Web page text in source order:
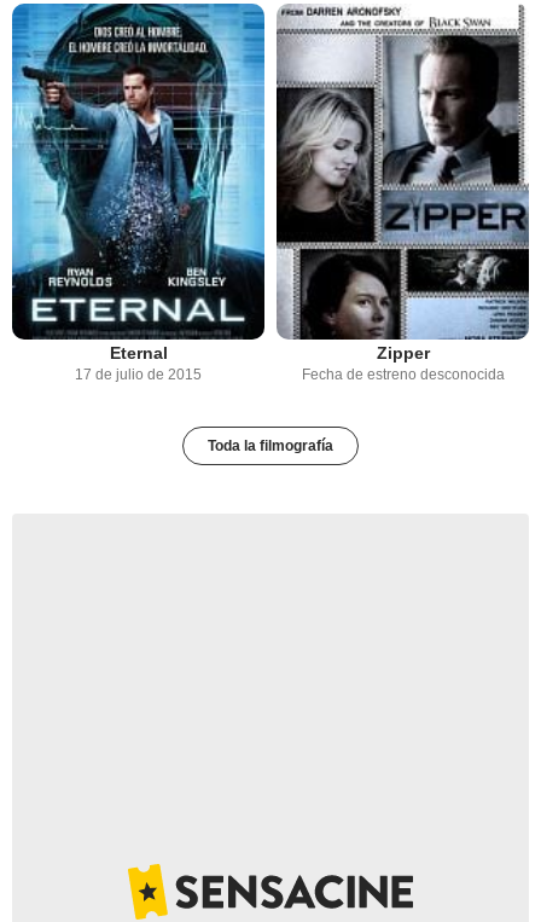
Eternal
17 de julio de 2015
Zipper
Fecha de estreno desconocida
Toda la filmografía